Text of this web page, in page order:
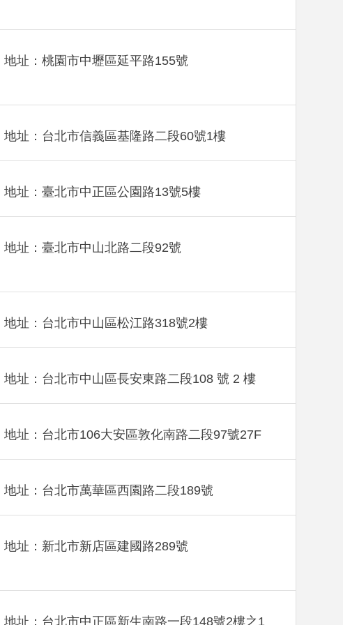
地址：桃園市中壢區延平路155號
地址：台北市信義區基隆路二段60號1樓
地址：臺北市中正區公園路13號5樓
地址：臺北市中山北路二段92號
地址：台北市中山區松江路318號2樓
地址：台北市中山區長安東路二段108 號 2 樓
地址：台北市106大安區敦化南路二段97號27F
地址：台北市萬華區西園路二段189號
地址：新北市新店區建國路289號
地址：台北市中正區新生南路一段148號2樓之1